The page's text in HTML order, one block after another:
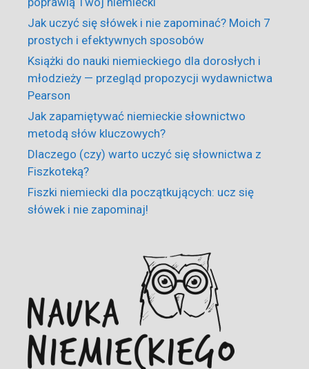
Jak uczyć się słówek i nie zapominać? Moich 7
prostych i efektywnych sposobów
Książki do nauki niemieckiego dla dorosłych i
młodzieży — przegląd propozycji wydawnictwa
Pearson
Jak zapamiętywać niemieckie słownictwo
metodą słów kluczowych?
Dlaczego (czy) warto uczyć się słownictwa z
Fiszkoteką?
Fiszki niemiecki dla początkujących: ucz się
słówek i nie zapominaj!